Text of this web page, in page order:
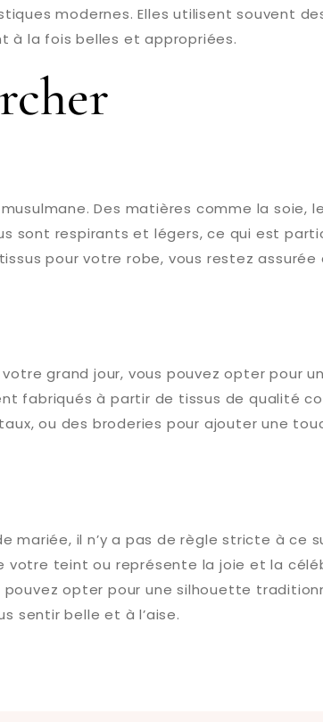
modernes. Elles utilisent souvent
à la fois belles et appropriées.
Des matières comme la soie,
sont respirants et légers, ce qui est
pour votre robe, vous restez
grand jour, vous pouvez opter pour
fabriqués à partir de tissus de qualité
ou des broderies pour ajouter une
mariée, il n’y a pas de règle stricte à ce
teint ou représente la joie et la
opter pour une silhouette
sentir belle et à l’aise.